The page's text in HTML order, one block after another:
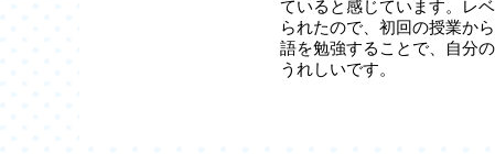
ていると感じています。レ
られたので、初回の授業か
語を勉強することで、自分
うれしいです。